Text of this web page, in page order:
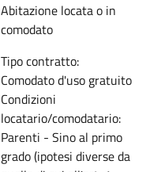
Abitazione locata o in
comodato
Tipo contratto:
Comodato d'uso gratuito
Condizioni
locatario/comodatario:
Parenti - Sino al primo
grado (ipotesi diverse da